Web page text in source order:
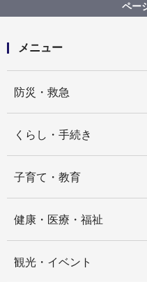
ペー
メニュー
防災・救急
くらし・手続き
子育て・教育
健康・医療・福祉
観光・イベント